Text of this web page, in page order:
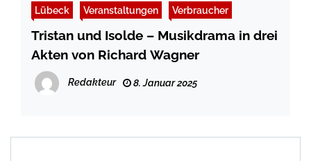
Lübeck Veranstaltungen Verbraucher
Tristan und Isolde – Musikdrama in drei
Akten von Richard Wagner
Redakteur 8. Januar 2025